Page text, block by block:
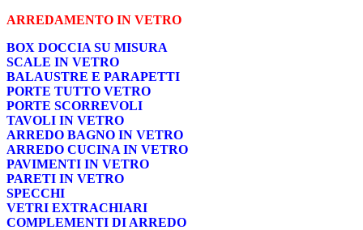
ARREDAMENTO IN VETRO
BOX DOCCIA SU MISURA
SCALE IN VETRO
BALAUSTRE E PARAPETTI
PORTE TUTTO VETRO
PORTE SCORREVOLI
TAVOLI IN VETRO
ARREDO BAGNO IN VETRO
ARREDO CUCINA IN VETRO
PAVIMENTI IN VETRO
PARETI IN VETRO
SPECCHI
VETRI EXTRACHIARI
COMPLEMENTI DI ARREDO